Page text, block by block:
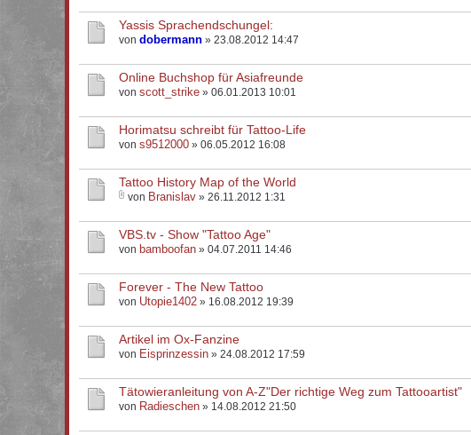
Yassis Sprachendschungel:
von dobermann » 23.08.2012 14:47
Online Buchshop für Asiafreunde
von scott_strike » 06.01.2013 10:01
Horimatsu schreibt für Tattoo-Life
von s9512000 » 06.05.2012 16:08
Tattoo History Map of the World
von Branislav » 26.11.2012 1:31
VBS.tv - Show "Tattoo Age"
von bamboofan » 04.07.2011 14:46
Forever - The New Tattoo
von Utopie1402 » 16.08.2012 19:39
Artikel im Ox-Fanzine
von Eisprinzessin » 24.08.2012 17:59
Tätowieranleitung von A-Z"Der richtige Weg zum Tattooartist"
von Radieschen » 14.08.2012 21:50